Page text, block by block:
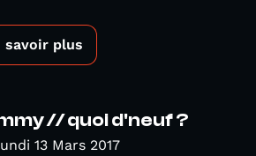
savoir plus
// quoi d'neuf ?
13 Mars 2017